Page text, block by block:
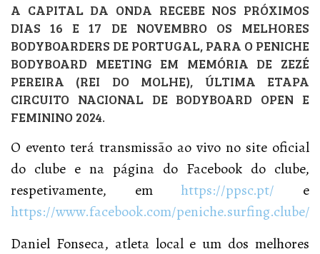
A CAPITAL DA ONDA RECEBE NOS PRÓXIMOS
DIAS 16 E 17 DE NOVEMBRO OS MELHORES
BODYBOARDERS DE PORTUGAL, PARA O PENICHE
BODYBOARD MEETING EM MEMÓRIA DE ZEZÉ
PEREIRA (REI DO MOLHE), ÚLTIMA ETAPA
CIRCUITO NACIONAL DE BODYBOARD OPEN E
FEMININO 2024.
O evento terá transmissão ao vivo no site oficial
do clube e na página do Facebook do clube,
respetivamente, em https://ppsc.pt/ e
https://www.facebook.com/peniche.surfing.clube/
Daniel Fonseca, atleta local e um dos melhores